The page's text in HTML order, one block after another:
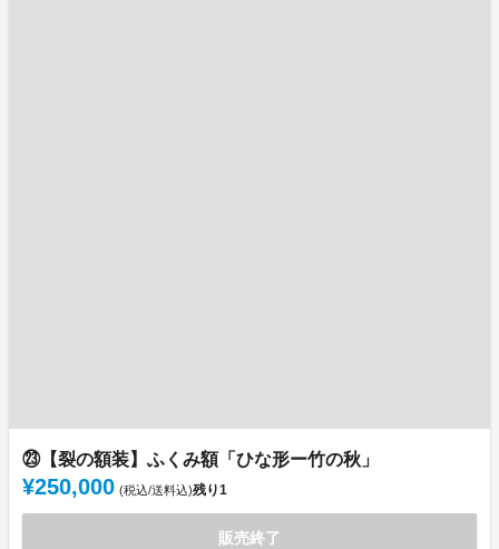
㉓【裂の額装】ふくみ額「ひな形ー竹の秋」
¥250,000 (税込/送料込)残り1
販売終了